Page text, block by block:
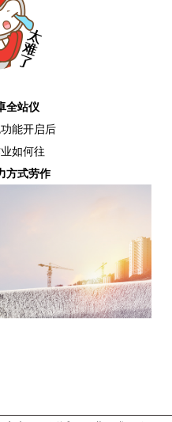
全站仪
能开启后
如何往
方式劳作